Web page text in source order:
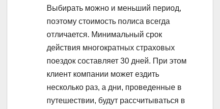
Выбирать можно и меньший период,
поэтому стоимость полиса всегда
отличается. Минимальный срок
действия многократных страховых
поездок составляет 30 дней. При этом
клиент компании может ездить
несколько раз, а дни, проведенные в
путешествии, будут рассчитываться в